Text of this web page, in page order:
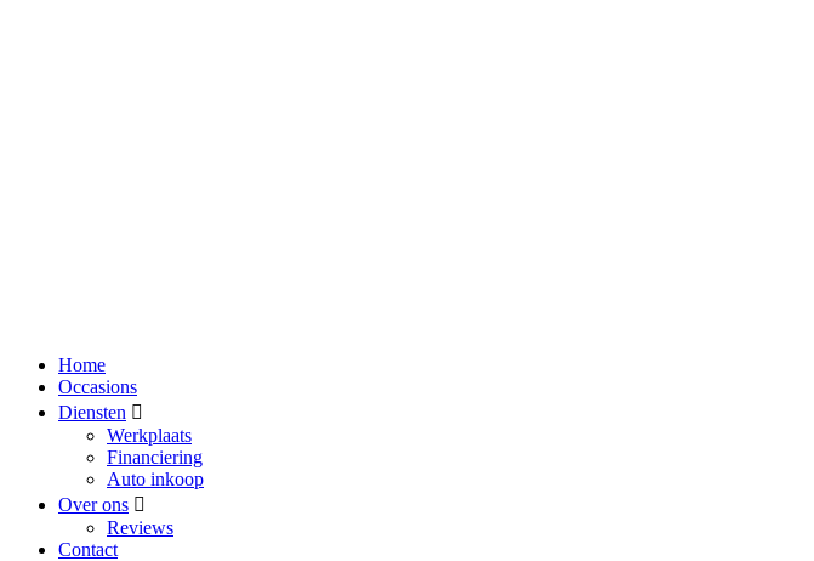
Home
Occasions
Diensten
Werkplaats
Financiering
Auto inkoop
Over ons
Reviews
Contact